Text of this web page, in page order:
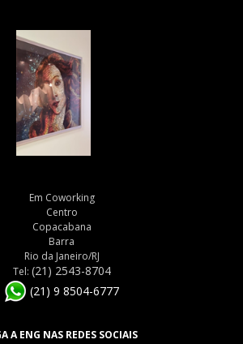
Em Coworking
Centro
Copacabana
Barra
Rio da Janeiro/RJ
Tel: (21) 2543-8704
(21) 9 8504-6777
A ENG NAS REDES SOCIAIS